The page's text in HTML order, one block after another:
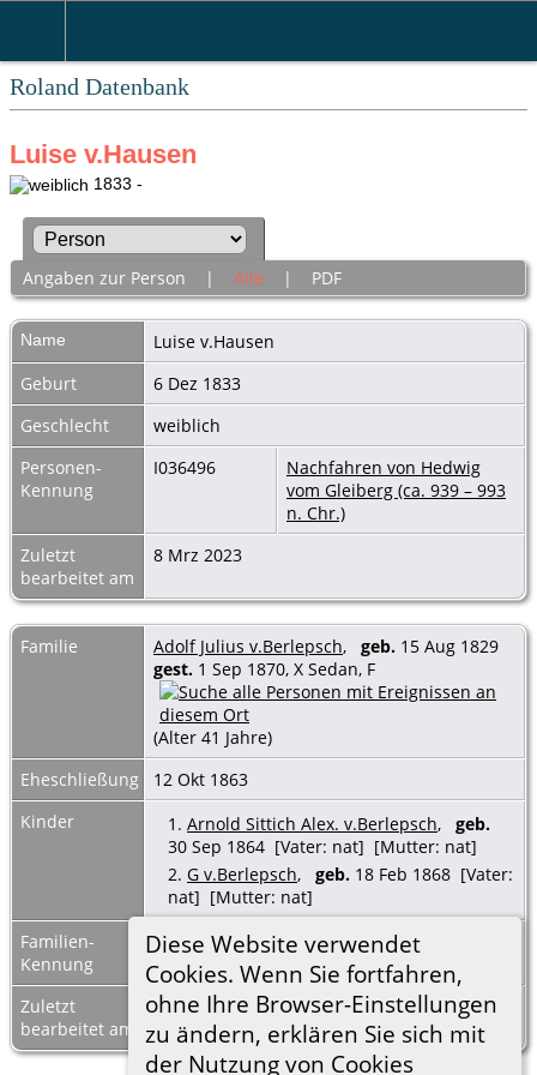
Roland Datenbank
Diese Website verwendet
Cookies. Wenn Sie fortfahren,
ohne Ihre Browser-Einstellungen
zu ändern, erklären Sie sich mit
der Nutzung von Cookies
Luise v.Hausen
1833 -
Angaben zur Person | Alle | PDF
Name Luise v.Hausen
Geburt
6 Dez 1833
Geschlecht
weiblich
Personen-
Kennung
I036496
Nachfahren von Hedwig
vom Gleiberg (ca. 939 – 993
n. Chr.)
Zuletzt
bearbeitet am
8 Mrz 2023
Familie Adolf Julius v.Berlepsch, geb. 15 Aug 1829
gest. 1 Sep 1870, X Sedan, F
(Alter 41 Jahre)
Eheschließung
12 Okt 1863
Kinder
1. Arnold Sittich Alex. v.Berlepsch, geb.
30 Sep 1864 [Vater: nat] [Mutter: nat]
2. G v.Berlepsch, geb. 18 Feb 1868 [Vater:
nat] [Mutter: nat]
Familien-
Kennung
F18283 Familienblatt|
Familientafel
Zuletzt
bearbeitet am
8 Mrz 2023